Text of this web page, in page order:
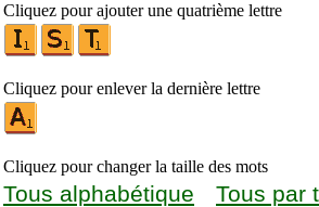
Cliquez pour ajouter une quatrième lettre
Cliquez pour enlever la dernière lettre
Cliquez pour changer la taille des mots
Tous alphabétique Tous par